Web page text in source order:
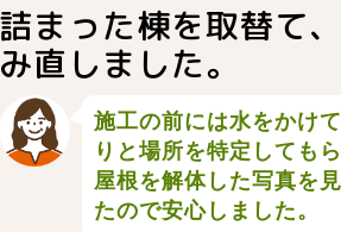
詰まった棟を取替て
み直しました。
施工の前には水をかけ
りと場所を特定しても
屋根を解体した写真を
たので安心しました。